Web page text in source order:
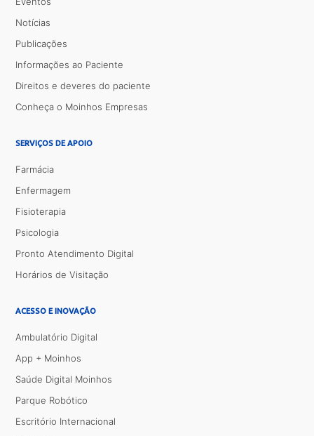
Notícias
Publicações
Informações ao Paciente
Direitos e deveres do paciente
Conheça o Moinhos Empresas
SERVIÇOS DE APOIO
Farmácia
Enfermagem
Fisioterapia
Psicologia
Pronto Atendimento Digital
Horários de Visitação
ACESSO E INOVAÇÃO
Ambulatório Digital
App + Moinhos
Saúde Digital Moinhos
Parque Robótico
Escritório Internacional